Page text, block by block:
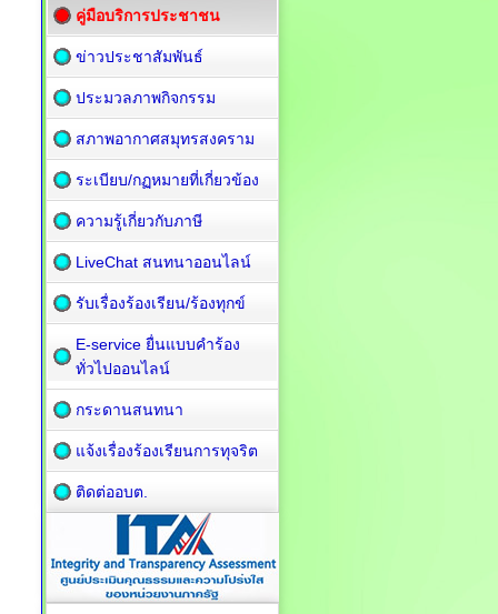
คู่มือบริการประชาชน
ข่าวประชาสัมพันธ์
ประมวลภาพกิจกรรม
สภาพอากาศสมุทรสงคราม
ระเบียบ/กฏหมายที่เกี่ยวข้อง
ความรู้เกี่ยวกับภาษี
LiveChat สนทนาออนไลน์
รับเรื่องร้องเรียน/ร้องทุกข์
E-service ยื่นแบบคำร้อง
ทั่วไปออนไลน์
กระดานสนทนา
แจ้งเรื่องร้องเรียนการทุจริต
ติดต่ออบต.